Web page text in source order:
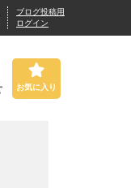
ブログ投稿用
ログイン
お気に入り